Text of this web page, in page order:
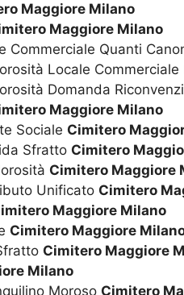
Maggiore Milano
Maggiore Milano
Commerciale Quanti
Locale Commerciale
Domanda
Maggiore Milano
Sociale Cimitero
Sfratto Cimitero
Cimitero Maggiore
Unificato Cimitero
Maggiore Milano
Cimitero Maggiore
Cimitero Maggiore
Milano
Moroso Cimitero